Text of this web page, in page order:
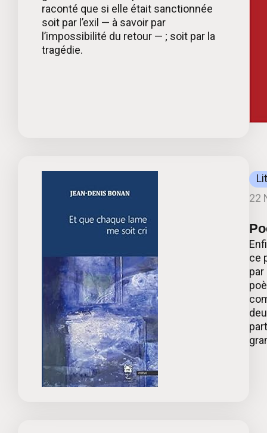
raconté que si elle était sanctionnée
soit par l’exil — à savoir par
l’impossibilité du retour — ; soit par la
tragédie.
22
ce